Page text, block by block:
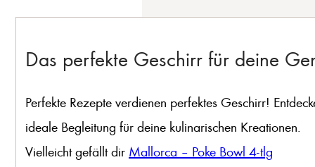
Das perfekte Geschirr für deine
Perfekte Rezepte verdienen perfektes Geschirr!
ideale Begleitung für deine kulinarischen Kreationen.
Vielleicht gefällt dir Mallorca – Poke Bowl 4-tlg